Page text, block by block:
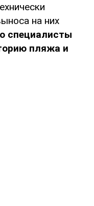
на них
специалисты
пляжа и